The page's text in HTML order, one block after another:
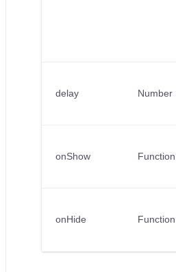
delay Number
onShow Function
onHide Function